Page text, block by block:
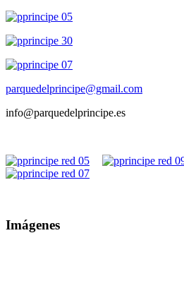
parquedelprincipe@gmail.com
info@parquedelprincipe.es
Imágenes